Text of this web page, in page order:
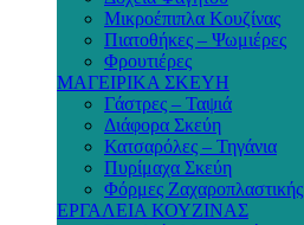
Μικροέπιπλα Κουζίνας
Πιατοθήκες – Ψωμιέρες
Φρουτιέρες
ΜΑΓΕΙΡΙΚΑ ΣΚΕΥΗ
Γάστρες – Ταψιά
Διάφορα Σκεύη
Κατσαρόλες – Τηγάνια
Πυρίμαχα Σκεύη
Φόρμες Ζαχαροπλαστικής
ΕΡΓΑΛΕΙΑ ΚΟΥΖΙΝΑΣ